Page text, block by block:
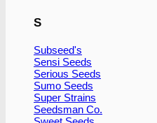
S
Subseed's
Sensi Seeds
Serious Seeds
Sumo Seeds
Super Strains
Seedsman Co.